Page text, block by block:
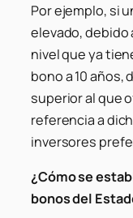
Por ejemplo, si
elevado, debido
nivel que ya
bono a 10
superior al que
referencia a
inversores
¿Cómo se
bonos del